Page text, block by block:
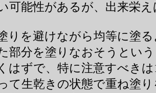
可能性があるが、出来栄
りを避けながら均等に塗
部分を塗りなおそうとい
はずで、特に注意すべき
て生乾きの状態で重ね塗